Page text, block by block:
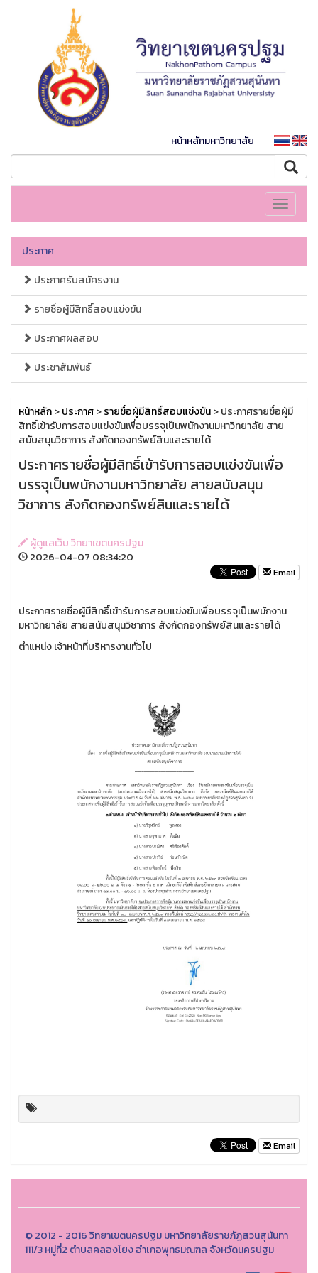
หน้าหลักมหาวิทยาลัย
Toggle
ประกาศ
ประกาศรับสมัครงาน
รายชื่อผู้มีสิทธิ์สอบแข่งขัน
ประกาศผลสอบ
ประชาสัมพันธ์
หน้าหลัก>ประกาศ>รายชื่อผู้มีสิทธิ์สอบแข่งขัน> ประกาศรายชื่อผู้มี
สิทธิ์เข้ารับการสอบแข่งขันเพื่อบรรจุเป็นพนักงานมหาวิทยาลัย สาย
สนับสนุนวิชาการ สังกัดกองทรัพย์สินและรายได้
ประกาศรายชื่อผู้มีสิทธิ์เข้ารับการสอบแข่งขันเพื่อ
บรรจุเป็นพนักงานมหาวิทยาลัย สายสนับสนุน
วิชาการ สังกัดกองทรัพย์สินและรายได้
ผู้ดูแลเว็บ วิทยาเขตนครปฐม
2026-04-07 08:34:20
Email
ประกาศรายชื่อผู้มีสิทธิ์เข้ารับการสอบแข่งขันเพื่อบรรจุเป็นพนักงาน
มหาวิทยาลัย สายสนับสนุนวิชาการ สังกัดกองทรัพย์สินและรายได้
ตำแหน่ง เจ้าหน้าที่บริหารงานทั่วไป
Email
© 2012 - 2016 วิทยาเขตนครปฐม มหาวิทยาลัยราชภัฏสวนสุนันทา
111/3 หมู่ที่2 ตำบลคลองโยง อำเภอพุทธมณฑล จังหวัดนครปฐม